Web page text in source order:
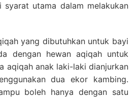
syarat utama dalam melakukan
yang dibutuhkan untuk bayi
dengan hewan aqiqah untuk
aqiqah anak laki-laki dianjurkan
dua ekor kambing.
boleh hanya dengan satu